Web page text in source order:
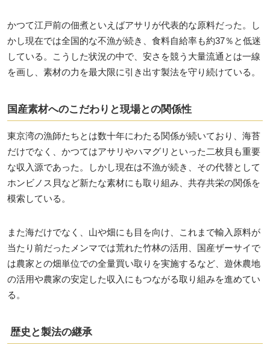
かつて江戸前の佃煮といえばアサリが代表的な原料だった。し
かし現在では全国的な不漁が続き、食料自給率も約37％と低迷
している。こうした状況の中で、安さを競う大量流通とは一線
を画し、素材の力を最大限に引き出す製法を守り続けている。
国産素材へのこだわりと現場との関係性
東京湾の漁師たちとは数十年にわたる関係が続いており、海苔
だけでなく、かつてはアサリやハマグリといった二枚貝も重要
な収入源であった。しかし現在は不漁が続き、その代替として
ホンビノス貝など新たな素材にも取り組み、共存共栄の関係を
模索している。
また海だけでなく、山や畑にも目を向け、これまで輸入原料が
当たり前だったメンマでは荒れた竹林の活用、国産ザーサイで
は農家との畑単位での全量買い取りを実施するなど、遊休農地
の活用や農家の安定した収入にもつながる取り組みを進めてい
る。
歴史と製法の継承